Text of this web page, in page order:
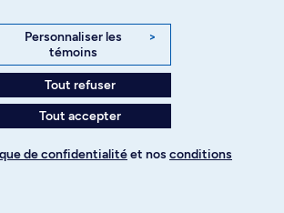
par
Découvrir nos activités
et événements
nous
Personnaliser les
témoins
>
Tout refuser
Tout accepter
de confidentialitéet nos conditions